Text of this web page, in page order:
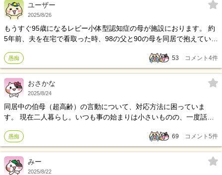
ユーザー
2025/8/26
もうすぐ95歳になるレビー小体型認知症の母が施設におります。 約
5年前、夫を在宅で看取った時、98の父と90の母を同居で抱えていま
ています。 続く介護と看取りで、メンタルも辛いです。 娘が大変助
けてくれるのでありがたく、昔から寄り添ってくれる友人にも感謝
しています。 しかし、私自身、もう70歳になり、頻繁の面会がとて
も辛く、週一回になってしまっています。この猛暑も影響していま
だったので、できることはしたいと思いながら、もう頑張れなくな
っています。そして、そんな自分を責めてしまいます。 どのような
心構えでやっていけば良いでしょうか。何かアドバイスをいただけ
ませんか。読んでくださって、ありがとうございます。
愚痴 53 コメント 4件
おさかな
2025/8/24
同居中の伯母（超高齢）の言動について、対応方法に困っていま
す。 現在二人暮らし。いつも事の始まりは小さいものの、一度話が
ると、近所に聞こえる程声を荒げ高ぶり輪をかけ強く反論し続け、
何時間も独り言、最近では物を投げつける、私を責めつけたと思っ
たら自身を責めまた私を責めるの繰り返しです。今年、私の母が亡
くなり、それまではずっと二人で過ごしてきたので寂しさや話を聞
愚痴 69 コメント 5件
みー
2025/8/22